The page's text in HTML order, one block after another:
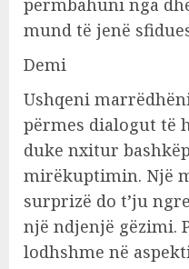
përmbahuni nga
mund të jenë
Demi
Ushqeni
përmes dialogut të
duke nxitur
mirëkuptimin. Një
surprizë do t’ju
një ndjenjë gëzimi.
lodhshme në